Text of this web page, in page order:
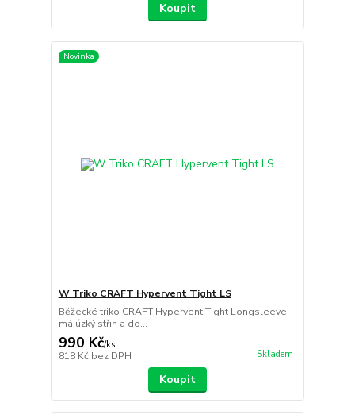
Koupit
Novinka
W Triko CRAFT Hypervent Tight LS
Běžecké triko CRAFT Hypervent Tight Longsleeve
má úzký střih a do...
990 Kč/ks
818 Kč bez DPH Skladem
Koupit